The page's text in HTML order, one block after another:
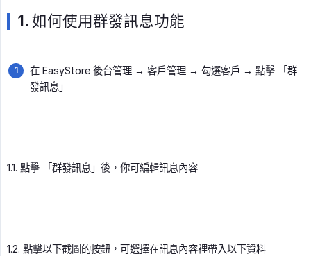
1. 如何使用群發訊息功能
在 EasyStore 後台管理 → 客戶管理 → 勾選客戶 → 點擊 「群
發訊息」
1.1. 點擊 「群發訊息」後，你可編輯訊息內容
1.2. 點擊以下截圖的按鈕，可選擇在訊息內容裡帶入以下資料